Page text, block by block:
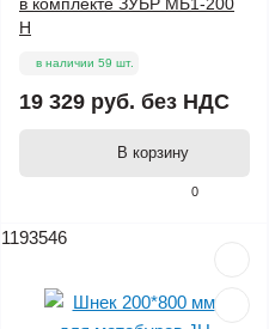
0
в комплекте ЗУБР МБ1-200
Н
в наличии 59 шт.
19 329 руб. без НДС
В корзину
1193546